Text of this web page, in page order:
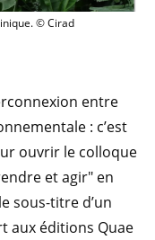
du Galion en
© Cirad
entre
: c’est
ouvrir le colloque
et agir" en
sous-titre d’un
aux éditions Quae